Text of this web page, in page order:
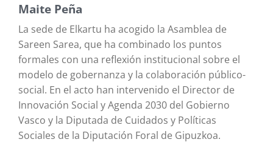
Maite Peña
La sede de Elkartu ha acogido la Asamblea de
Sareen Sarea, que ha combinado los puntos
formales con una reflexión institucional sobre el
modelo de gobernanza y la colaboración público-
social. En el acto han intervenido el Director de
Innovación Social y Agenda 2030 del Gobierno
Vasco y la Diputada de Cuidados y Políticas
Sociales de la Diputación Foral de Gipuzkoa.